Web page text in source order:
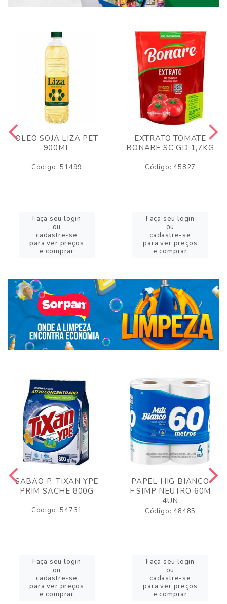
OLEO SOJA LIZA PET
900ML
Código: 51499
Faça seu login
ou
cadastre-se
para ver preços
e comprar
EXTRATO TOMATE
BONARE SC GD 1,7KG
Código: 45827
Faça seu login
ou
cadastre-se
para ver preços
e comprar
SABAO P. TIXAN YPE
PRIM SACHE 800G
Código: 54731
Faça seu login
ou
cadastre-se
para ver preços
e comprar
PAPEL HIG BIANCO
F.SIMP NEUTRO 60M
4UN
Código: 48485
Faça seu login
ou
cadastre-se
para ver preços
e comprar